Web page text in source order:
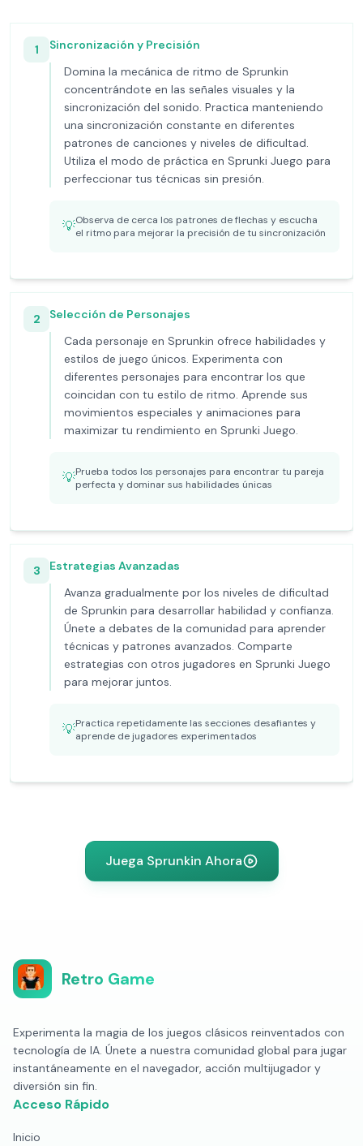
1
Sincronización y Precisión
Domina la mecánica de ritmo de Sprunkin
concentrándote en las señales visuales y la
sincronización del sonido. Practica manteniendo
una sincronización constante en diferentes
patrones de canciones y niveles de dificultad.
Utiliza el modo de práctica en Sprunki Juego para
perfeccionar tus técnicas sin presión.
💡Observa de cerca los patrones de flechas y escucha
el ritmo para mejorar la precisión de tu sincronización
2
Selección de Personajes
Cada personaje en Sprunkin ofrece habilidades y
estilos de juego únicos. Experimenta con
diferentes personajes para encontrar los que
coincidan con tu estilo de ritmo. Aprende sus
movimientos especiales y animaciones para
maximizar tu rendimiento en Sprunki Juego.
💡Prueba todos los personajes para encontrar tu pareja
perfecta y dominar sus habilidades únicas
3
Estrategias Avanzadas
Avanza gradualmente por los niveles de dificultad
de Sprunkin para desarrollar habilidad y confianza.
Únete a debates de la comunidad para aprender
técnicas y patrones avanzados. Comparte
estrategias con otros jugadores en Sprunki Juego
para mejorar juntos.
💡Practica repetidamente las secciones desafiantes y
aprende de jugadores experimentados
Juega Sprunkin Ahora
Retro Game
Experimenta la magia de los juegos clásicos reinventados con
tecnología de IA. Únete a nuestra comunidad global para jugar
instantáneamente en el navegador, acción multijugador y
diversión sin fin.
Acceso Rápido
Inicio